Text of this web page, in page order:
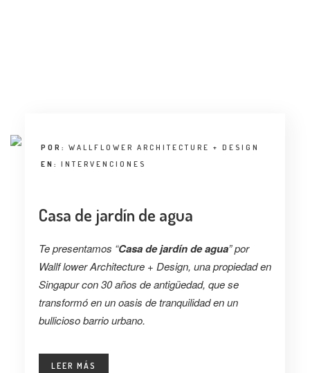
LANDUUM
COLABORADORES
CONSEJO HONORÍFICO
POR: WALLFLOWER ARCHITECTURE + DESIGN
EN: INTERVENCIONES
Casa de jardín de agua
Te presentamos “Casa de jardín de agua” por
Wallf lower Architecture + Design, una propiedad en
Singapur con 30 años de antigüedad, que se
transformó en un oasis de tranquilidad en un
bullicioso barrio urbano.
LEER MÁS